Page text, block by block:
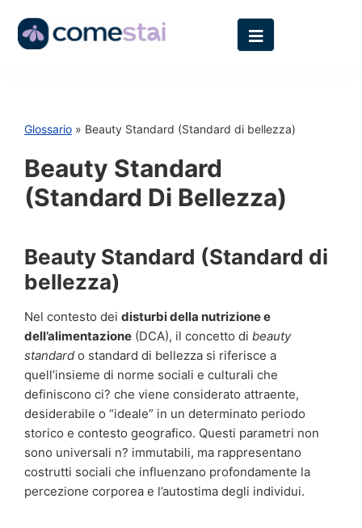
Glossario » Beauty Standard (Standard di bellezza)
Beauty Standard
(Standard Di Bellezza)
Beauty Standard (Standard di
bellezza)
Nel contesto dei disturbi della nutrizione e
dell’alimentazione (DCA), il concetto di beauty
standard o standard di bellezza si riferisce a
quell’insieme di norme sociali e culturali che
definiscono ci? che viene considerato attraente,
desiderabile o “ideale” in un determinato periodo
storico e contesto geografico. Questi parametri non
sono universali n? immutabili, ma rappresentano
costrutti sociali che influenzano profondamente la
percezione corporea e l’autostima degli individui.